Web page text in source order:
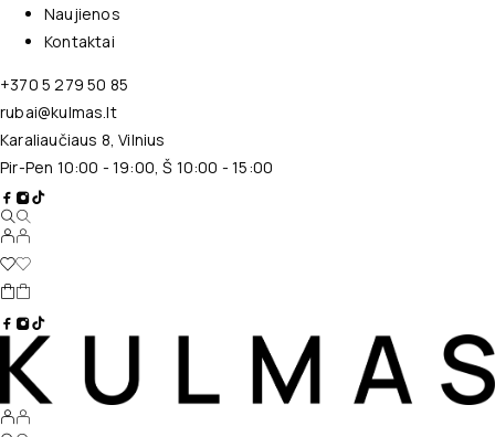
Naujienos
Kontaktai
+370 5 279 50 85
rubai@kulmas.lt
Karaliaučiaus 8, Vilnius
Pir-Pen 10:00 - 19:00, Š 10:00 - 15:00